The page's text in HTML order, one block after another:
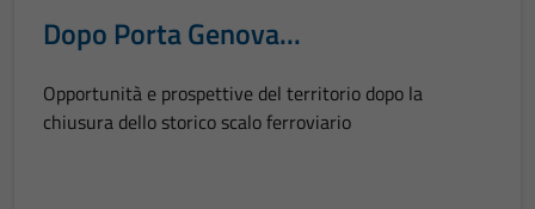
Dopo Porta Genova...
Opportunità e prospettive del territorio dopo la
chiusura dello storico scalo ferroviario